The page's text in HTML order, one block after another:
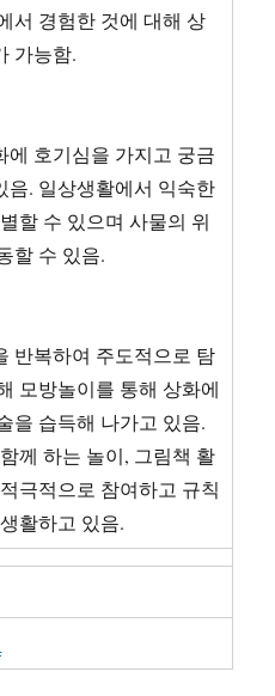
서 경험한 것에 대해 상
가능함.
에 호기심을 가지고 궁금
음. 일상생활에서 익숙한
할 수 있으며 사물의 위
할 수 있음.
반복하여 주도적으로 탐
모방놀이를 통해 상화에
을 습득해 나가고 있음.
께 하는 놀이, 그림책 활
극적으로 참여하고 규칙
활하고 있음.